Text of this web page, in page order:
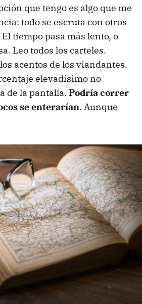
que tengo es algo que me
todo se escruta con otros
tiempo pasa más lento, o
Leo todos los carteles.
acentos de los viandantes.
elevadísimo no
de la pantalla. Podría correr
se enterarían. Aunque